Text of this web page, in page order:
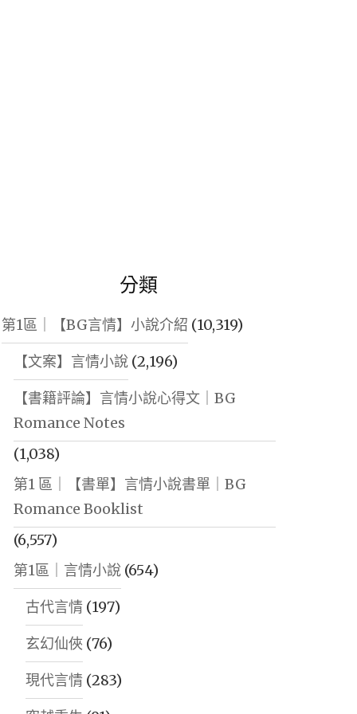
分類
第1區｜【BG言情】小說介紹 (10,319)
【文案】言情小說(2,196)
【書籍評論】言情小說心得文｜BG
Romance Notes
(1,038)
第1 區｜【書單】言情小說書單｜BG
Romance Booklist
(6,557)
第1區｜言情小說(654)
古代言情(197)
玄幻仙俠 (76)
現代言情(283)